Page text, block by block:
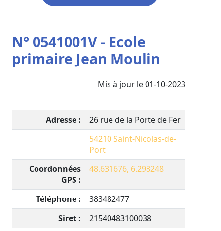
N° 0541001V - Ecole
primaire Jean Moulin
Mis à jour le 01-10-2023
Adresse :
26 rue de la Porte de Fer
54210Saint-Nicolas-de-
Port
Coordonnées
GPS :
48.631676, 6.298248
Téléphone :
383482477
Siret :
21540483100038